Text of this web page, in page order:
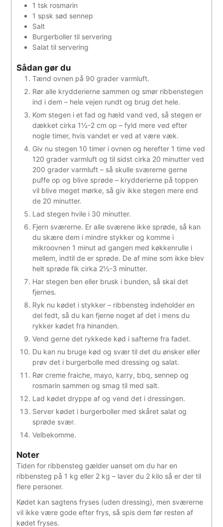
1 tsk rosmarin
1 spsk sød sennep
Salt
Burgerboller til servering
Salat til servering
Sådan gør du
Tænd ovnen på 90 grader varmluft.
Rør alle krydderierne sammen og smør ribbenstegen
ind i dem – hele vejen rundt og brug det hele.
Kom stegen i et fad og hæld vand ved, så stegen er
dækket cirka 1½-2 cm op – fyld mere ved efter
nogle timer, hvis vandet er ved at være væk.
Giv nu stegen 10 timer i ovnen og herefter 1 time ved
120 grader varmluft og til sidst cirka 20 minutter ved
200 grader varmluft – så skulle sværerne gerne
puffe op og blive sprøde – krydderierne på toppen
vil blive meget mørke, så giv ikke stegen mere end
de 20 minutter.
Lad stegen hvile i 30 minutter.
Fjern sværerne. Er alle sværene ikke sprøde, så kan
du skære dem i mindre stykker og komme i
mikroovnen 1 minut ad gangen med køkkenrulle i
mellem, indtil de er sprøde. De af mine som ikke blev
helt sprøde fik cirka 2½-3 minutter.
Har stegen ben eller brusk i bunden, så skal det
fjernes.
Ryk nu kødet i stykker – ribbensteg indeholder en
del fedt, så du kan fjerne noget af det i mens du
rykker kødet fra hinanden.
Vend gerne det rykkede kød i safterne fra fadet.
Du kan nu bruge kød og svær til det du ønsker eller
prøv det i burgerbolle med dressing og salat.
Rør creme fraiche, mayo, karry, bbq, sennep og
rosmarin sammen og smag til med salt.
Lad kødet dryppe af og vend det i dressingen.
Server kødet i burgerboller med skåret salat og
sprøde svær.
Velbekomme.
Noter
Tiden for ribbensteg gælder uanset om du har en
ribbensteg på 1 kg eller 2 kg – laver du 2 kilo så er der til
flere personer.
Kødet kan sagtens fryses (uden dressing), men sværerne
vil ikke være gode efter frys, så spis dem før resten af
kødet fryses.